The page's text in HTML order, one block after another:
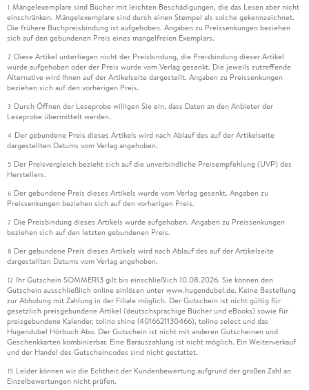
1 Mängelexemplare sind Bücher mit leichten Beschädigungen, die das Lesen aber nicht
einschränken. Mängelexemplare sind durch einen Stempel als solche gekennzeichnet.
Die frühere Buchpreisbindung ist aufgehoben. Angaben zu Preissenkungen beziehen
sich auf den gebundenen Preis eines mangelfreien Exemplars.
2 Diese Artikel unterliegen nicht der Preisbindung, die Preisbindung dieser Artikel
wurde aufgehoben oder der Preis wurde vom Verlag gesenkt. Die jeweils zutreffende
Alternative wird Ihnen auf der Artikelseite dargestellt. Angaben zu Preissenkungen
beziehen sich auf den vorherigen Preis.
3 Durch Öffnen der Leseprobe willigen Sie ein, dass Daten an den Anbieter der
Leseprobe übermittelt werden.
4 Der gebundene Preis dieses Artikels wird nach Ablauf des auf der Artikelseite
dargestellten Datums vom Verlag angehoben.
5 Der Preisvergleich bezieht sich auf die unverbindliche Preisempfehlung (UVP) des
Herstellers.
6 Der gebundene Preis dieses Artikels wurde vom Verlag gesenkt. Angaben zu
Preissenkungen beziehen sich auf den vorherigen Preis.
7 Die Preisbindung dieses Artikels wurde aufgehoben. Angaben zu Preissenkungen
beziehen sich auf den letzten gebundenen Preis.
8 Der gebundene Preis dieses Artikels wird nach Ablauf des auf der Artikelseite
dargestellten Datums vom Verlag angehoben.
12 Ihr Gutschein SOMMER13 gilt bis einschließlich 10.08.2026. Sie können den
Gutschein ausschließlich online einlösen unter www.hugendubel.de. Keine Bestellung
zur Abholung mit Zahlung in der Filiale möglich. Der Gutschein ist nicht gültig für
gesetzlich preisgebundene Artikel (deutschsprachige Bücher und eBooks) sowie für
preisgebundene Kalender, tolino shine (4016621130466), tolino select und das
Hugendubel Hörbuch Abo. Der Gutschein ist nicht mit anderen Gutscheinen und
Geschenkkarten kombinierbar. Eine Barauszahlung ist nicht möglich. Ein Weiterverkauf
und der Handel des Gutscheincodes sind nicht gestattet.
15 Leider können wir die Echtheit der Kundenbewertung aufgrund der großen Zahl an
Einzelbewertungen nicht prüfen.